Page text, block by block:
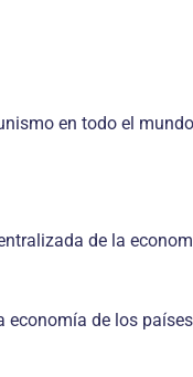
en todo el
de la
de los